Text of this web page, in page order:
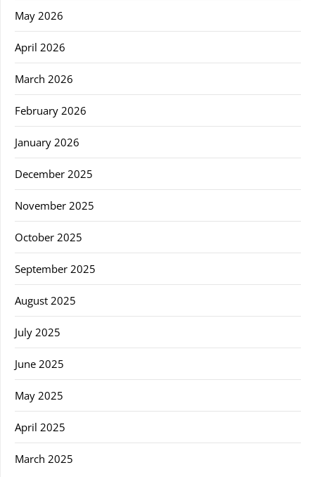
May 2026
April 2026
March 2026
February 2026
January 2026
December 2025
November 2025
October 2025
September 2025
August 2025
July 2025
June 2025
May 2025
April 2025
March 2025